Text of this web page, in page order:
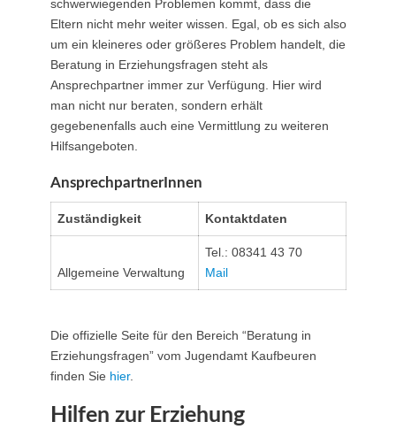
schwerwiegenden Problemen kommt, dass die
Eltern nicht mehr weiter wissen. Egal, ob es sich also
um ein kleineres oder größeres Problem handelt, die
Beratung in Erziehungsfragen steht als
Ansprechpartner immer zur Verfügung. Hier wird
man nicht nur beraten, sondern erhält
gegebenenfalls auch eine Vermittlung zu weiteren
Hilfsangeboten.
AnsprechpartnerInnen
Zuständigkeit Kontaktdaten
Allgemeine Verwaltung
Tel.: 08341 43 70
Mail
Die offizielle Seite für den Bereich “Beratung in
Erziehungsfragen” vom Jugendamt Kaufbeuren
finden Sie hier.
Hilfen zur Erziehung